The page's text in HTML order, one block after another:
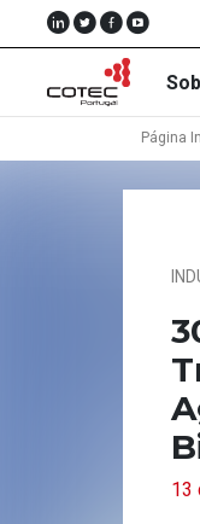
Página
13